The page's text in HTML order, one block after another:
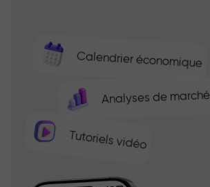
Calendrier économique
Analyses de marché
Tutoriels vidéo